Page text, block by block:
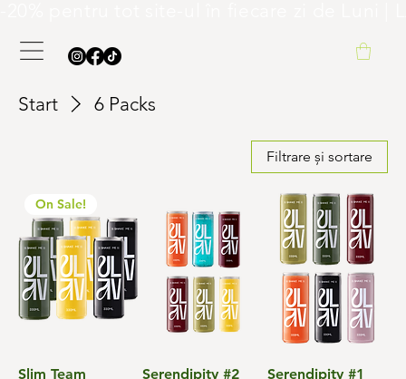
Start 6 Packs
Filtrare și sortare
On Sale!
Slim Team
Serendipity #2
Serendipity #1